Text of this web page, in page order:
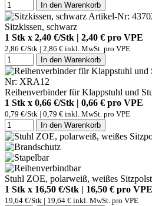
In den Warenkorb
Artikel-Nr:
Sitzkissen, schwarz
1 Stk x 2,40 €/Stk | 2,40 € pro VPE
2,86 €/Stk | 2,86 € inkl. MwSt. pro VPE
In den Warenkorb
Nr: XRA12
Reihenverbinder für Klappstuhl und
1 Stk x 0,66 €/Stk | 0,66 € pro VPE
0,79 €/Stk | 0,79 € inkl. MwSt. pro VPE
In den Warenkorb
Stuhl ZOE, polarweiß, weißes
1 Stk x 16,50 €/Stk | 16,50 € pro VPE
19,64 €/Stk | 19,64 € inkl. MwSt. pro VPE